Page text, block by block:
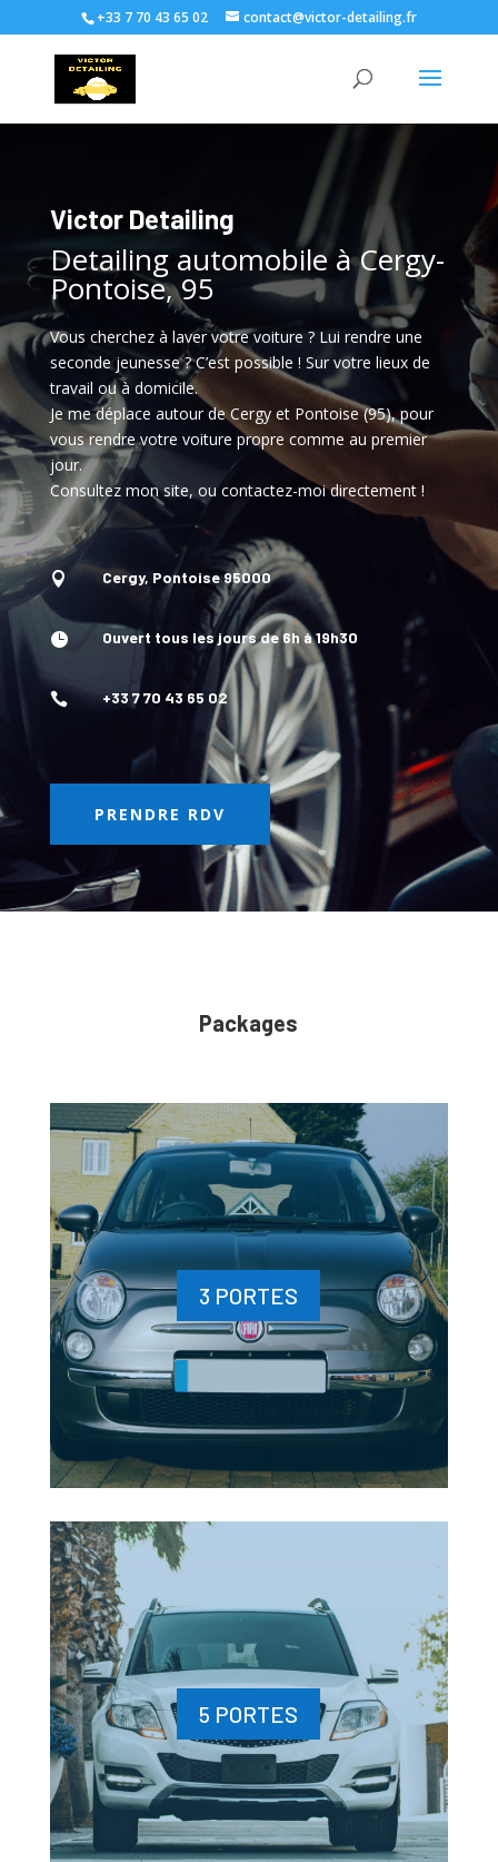
+33 7 70 43 65 02 contact@victor-detailing.fr
Victor Detailing
Detailing automobile à Cergy-
Pontoise, 95
Vous cherchez à laver votre voiture ? Lui rendre une
seconde jeunesse ? C’est possible ! Sur votre lieux de
travail ou à domicile.
Je me déplace autour de Cergy et Pontoise (95), pour
vous rendre votre voiture propre comme au premier
jour.
Consultez mon site, ou contactez-moi directement !
 Cergy, Pontoise 95000
 Ouvert tous les jours de 6h à 19h30
 +33 7 70 43 65 02
PRENDRE RDV
Packages
3 PORTES
5 PORTES